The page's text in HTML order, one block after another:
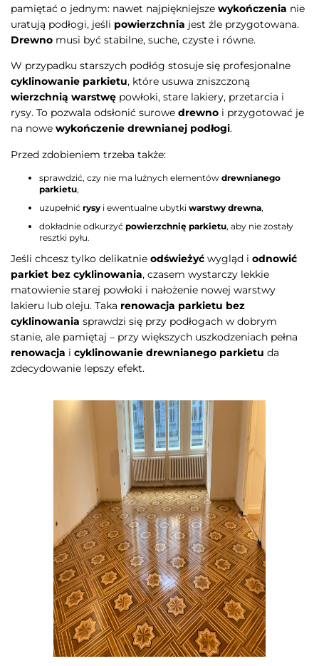
pamiętać o jednym: nawet najpiękniejsze wykończenia nie
uratują podłogi, jeśli powierzchnia jest źle przygotowana.
Drewno musi być stabilne, suche, czyste i równe.
W przypadku starszych podłóg stosuje się profesjonalne
cyklinowanie parkietu, które usuwa zniszczoną
wierzchnią warstwę powłoki, stare lakiery, przetarcia i
rysy. To pozwala odsłonić surowe drewno i przygotować je
na nowe wykończenie drewnianej podłogi.
Przed zdobieniem trzeba także:
sprawdzić, czy nie ma luźnych elementów drewnianego
parkietu,
uzupełnić rysy i ewentualne ubytki warstwy drewna,
dokładnie odkurzyć powierzchnię parkietu, aby nie zostały
resztki pyłu.
Jeśli chcesz tylko delikatnie odświeżyć wygląd i odnowić
parkiet bez cyklinowania, czasem wystarczy lekkie
matowienie starej powłoki i nałożenie nowej warstwy
lakieru lub oleju. Taka renowacja parkietu bez
cyklinowania sprawdzi się przy podłogach w dobrym
stanie, ale pamiętaj – przy większych uszkodzeniach pełna
renowacja i cyklinowanie drewnianego parkietu da
zdecydowanie lepszy efekt.